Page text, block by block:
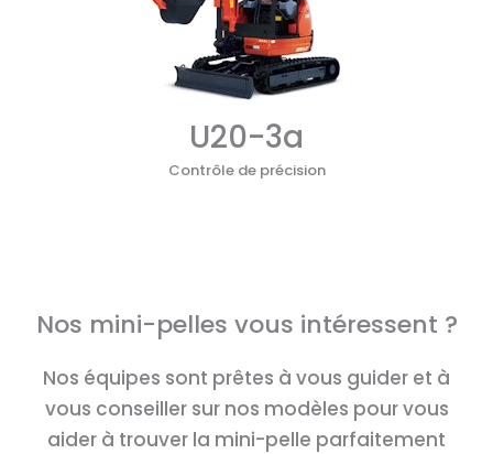
U20-3a
Contrôle de précision
Nos mini-pelles vous intéressent ?
Nos équipes sont prêtes à vous guider et à
vous conseiller sur nos modèles pour vous
aider à trouver la mini-pelle parfaitement